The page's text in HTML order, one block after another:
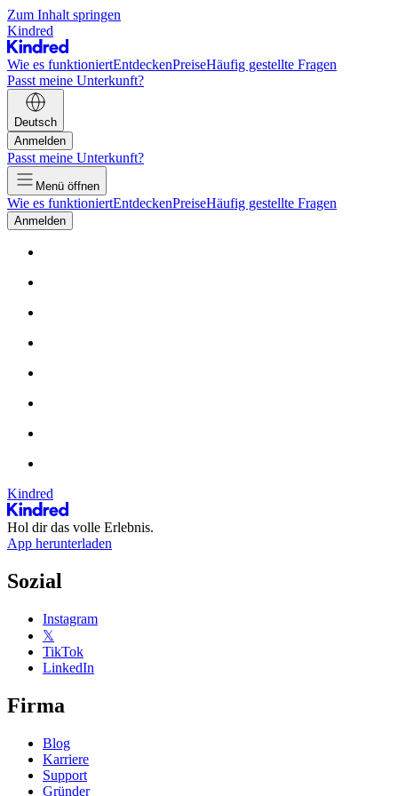
Zum Inhalt springen
Kindred
Wie es funktioniertEntdeckenPreiseHäufig gestellte Fragen
Passt meine Unterkunft?
Deutsch
Anmelden
Passt meine Unterkunft?
Menü öffnen
Wie es funktioniertEntdeckenPreiseHäufig gestellte Fragen
Anmelden
Kindred
Hol dir das volle Erlebnis.
App herunterladen
Sozial
Instagram
𝕏
TikTok
LinkedIn
Firma
Blog
Karriere
Support
Gründer